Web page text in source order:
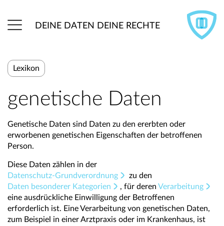
DEINE DATEN DEINE RECHTE
Lexikon
genetische Daten
Genetische Daten sind Daten zu den ererbten oder
erworbenen genetischen Eigenschaften der betroffenen
Person.
Diese Daten zählen in der
Datenschutz-Grundverordnung
zu den
Daten besonderer Kategorien
, für deren Verarbeitung
eine ausdrückliche Einwilligung der Betroffenen
erforderlich ist. Eine Verarbeitung von genetischen Daten,
zum Beispiel in einer Arztpraxis oder im Krankenhaus, ist